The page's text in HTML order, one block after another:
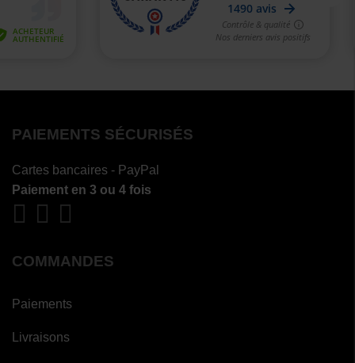
PAIEMENTS SÉCURISÉS
Cartes bancaires - PayPal
Paiement en 3 ou 4 fois
COMMANDES
Paiements
Livraisons